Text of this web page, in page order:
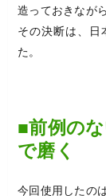
造っておきなが
その決断は、日
た。
■前例の
で磨く
今回使用したの